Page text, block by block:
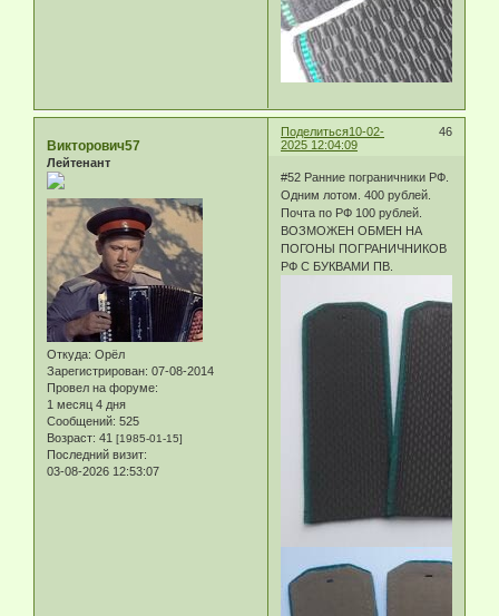
Поделиться 46
10-02-
2025 12:04:09
Викторович57
Лейтенант
Откуда: Орёл
Зарегистрирован: 07-08-2014
Провел на форуме:
1 месяц 4 дня
Сообщений: 525
Возраст: 41 [1985-01-15]
Последний визит:
03-08-2026 12:53:07
#52 Ранние пограничники РФ.
Одним лотом. 400 рублей.
Почта по РФ 100 рублей.
ВОЗМОЖЕН ОБМЕН НА
ПОГОНЫ ПОГРАНИЧНИКОВ
РФ С БУКВАМИ ПВ.